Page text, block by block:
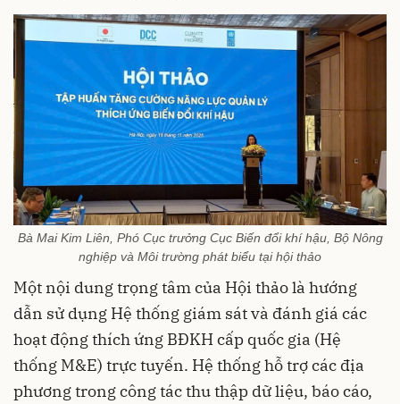
Bà Mai Kim Liên, Phó Cục trưởng Cục Biến đổi khí hậu, Bộ Nông
nghiệp và Môi trường phát biểu tại hội thảo
Một nội dung trọng tâm của Hội thảo là hướng
dẫn sử dụng Hệ thống giám sát và đánh giá các
hoạt động thích ứng BĐKH cấp quốc gia (Hệ
thống M&E) trực tuyến. Hệ thống hỗ trợ các địa
phương trong công tác thu thập dữ liệu, báo cáo,